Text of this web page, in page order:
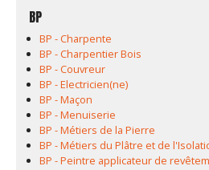
BP
BP - Charpente
BP - Charpentier Bois
BP - Couvreur
BP - Electricien(ne)
BP - Maçon
BP - Menuiserie
BP - Métiers de la Pierre
BP - Métiers du Plâtre et de
BP - Peintre applicateur de